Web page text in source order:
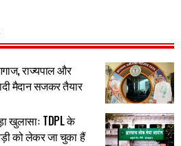
राज्यपाल और
मैदान सजकर तैयार
खुलासाः TDPL के
को लेकर जा चुका हैं